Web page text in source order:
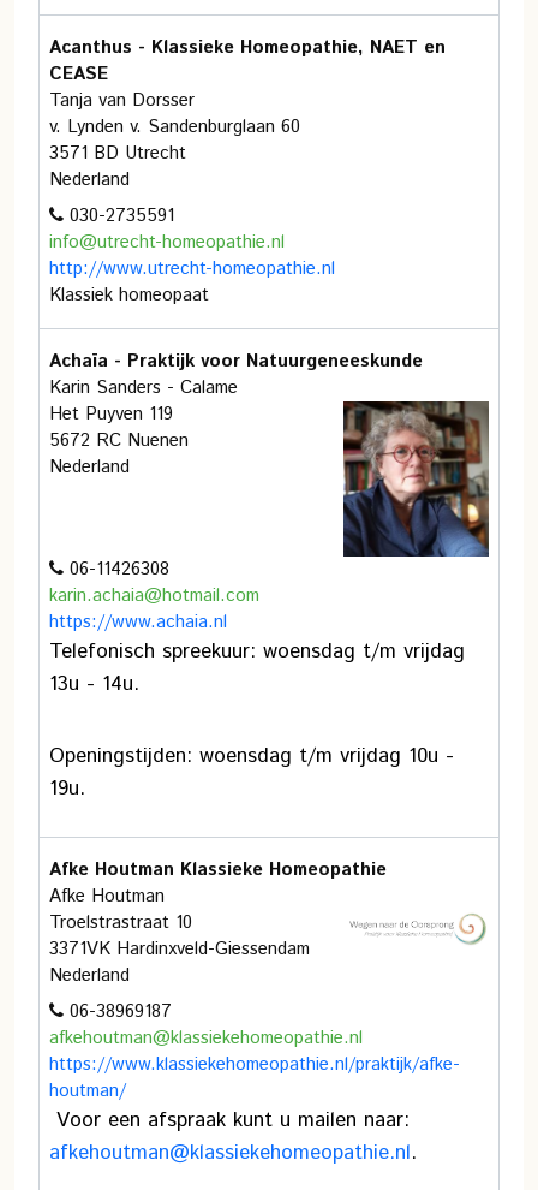
Acanthus - Klassieke Homeopathie, NAET en
CEASE
Tanja van Dorsser
v. Lynden v. Sandenburglaan 60
3571 BD Utrecht
Nederland
030-2735591
info@utrecht-homeopathie.nl
http://www.utrecht-homeopathie.nl
Klassiek homeopaat
Achaïa - Praktijk voor Natuurgeneeskunde
Karin Sanders - Calame
Het Puyven 119
5672 RC Nuenen
Nederland
06-11426308
karin.achaia@hotmail.com
https://www.achaia.nl
Telefonisch spreekuur: woensdag t/m vrijdag
13u - 14u.
Openingstijden: woensdag t/m vrijdag 10u -
19u.
Afke Houtman Klassieke Homeopathie
Afke Houtman
Troelstrastraat 10
3371VK Hardinxveld-Giessendam
Nederland
06-38969187
afkehoutman@klassiekehomeopathie.nl
https://www.klassiekehomeopathie.nl/praktijk/afke-
houtman/
Voor een afspraak kunt u mailen naar:
afkehoutman@klassiekehomeopathie.nl.